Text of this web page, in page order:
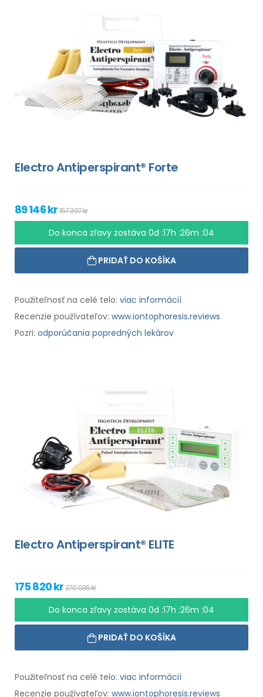
Electro Antiperspirant® Forte
89 146 kr157 397 kr
Do konca zľavy zostáva0d :17h :26m :03
PRIDAŤ DO KOŠÍKA
Použiteľnosť na celé telo: viac informácií
Recenzie používateľov: www.iontophoresis.reviews
Pozri: odporúčania popredných lekárov
Electro Antiperspirant® ELITE
175 820 kr270 035 kr
Do konca zľavy zostáva0d :17h :26m :03
PRIDAŤ DO KOŠÍKA
Použiteľnosť na celé telo: viac informácií
Recenzie používateľov: www.iontophoresis.reviews